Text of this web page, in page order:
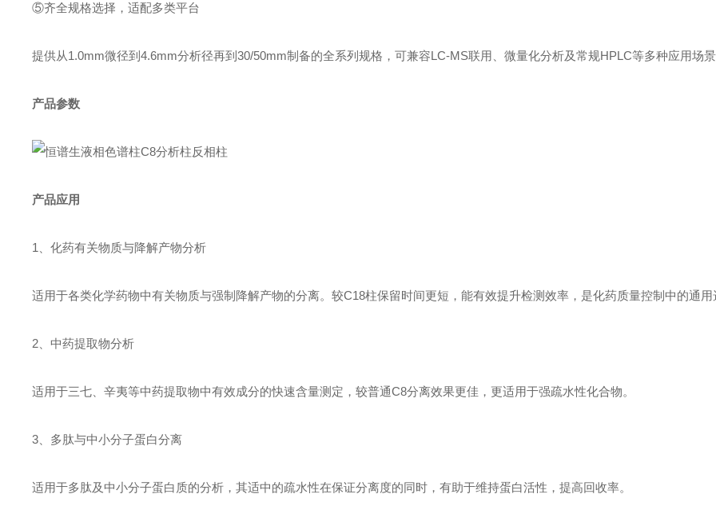
⑤齐全规格选择，适配多类平台
提供从1.0mm微径到4.6mm分析径再到30/50mm制备的全系列规格，可兼容LC-MS联用、微量化分析及常规HPLC等多种应用场
产品参数
产品应用
1、化药有关物质与降解产物分析
适用于各类化学药物中有关物质与强制降解产物的分离。较C18柱保留时间更短，能有效提升检测效率，是化药质量控制中的通用
2、中药提取物分析
适用于三七、辛夷等中药提取物中有效成分的快速含量测定，较普通C8分离效果更佳，更适用于强疏水性化合物。
3、多肽与中小分子蛋白分离
适用于多肽及中小分子蛋白质的分析，其适中的疏水性在保证分离度的同时，有助于维持蛋白活性，提高回收率。